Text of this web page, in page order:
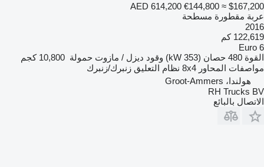
AED 614,200 €144,800 ≈ $167,200
عربة مقطورة مسطحة
2016
122,619 كم
Euro 6
القوة 480 حصان (353 kW) وقود ديزل / مازوت حمولة 10,800 كجم
مواصفات المحاور 8x4 نظام التعليق زنبرك/زنبرك
هولندا، Groot-Ammers
RH Trucks BV
الاتصال بالبائع